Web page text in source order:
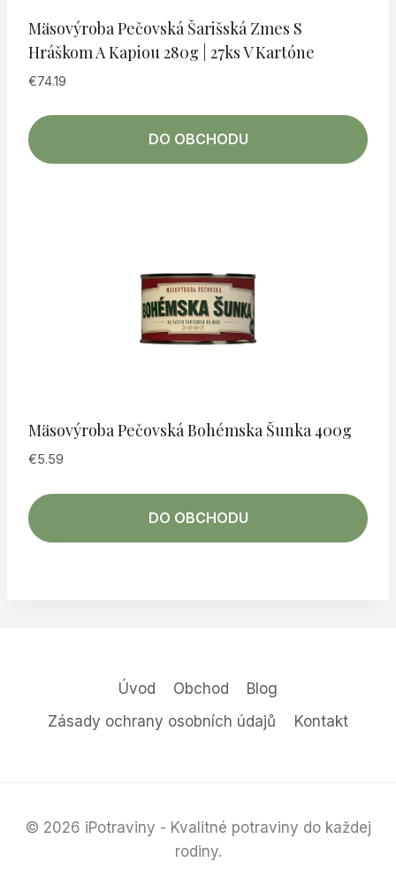
Mäsovýroba Pečovská Šarišská Zmes S
Hráškom A Kapiou 280g | 27ks V Kartóne
€74.19
DO OBCHODU
Mäsovýroba Pečovská Bohémska Šunka 400g
€5.59
DO OBCHODU
Úvod Obchod
Blog
Zásady ochrany osobních údajů
Kontakt
© 2026 iPotraviny - Kvalitné potraviny do každej
rodiny.